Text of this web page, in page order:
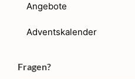
Angebote
Adventskalender
Fragen?